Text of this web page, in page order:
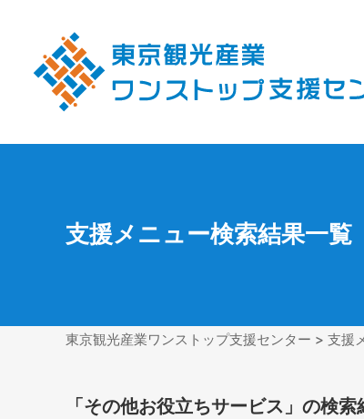
支援メニュー検索結果一覧
東京観光産業ワンストップ支援センター > 支援
「その他お役立ちサービス」の検